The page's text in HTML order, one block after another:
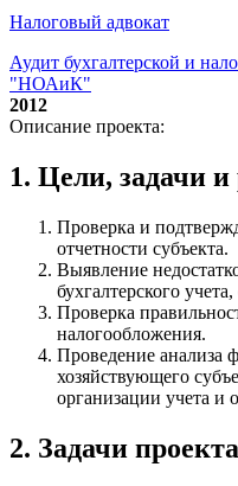
Налоговый адвокат
Аудит бухгалтерской и
"НОАиК"
2012
Описание проекта:
1. Цели, задачи и
Проверка и
отчетности субъекта.
Выявление
бухгалтерского
Проверка
налогообложения.
Проведение анализа
хозяйствующего
организации учета и
2. Задачи